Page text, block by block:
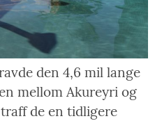
den 4,6 mil lange
mellom Akureyri og
de en tidligere